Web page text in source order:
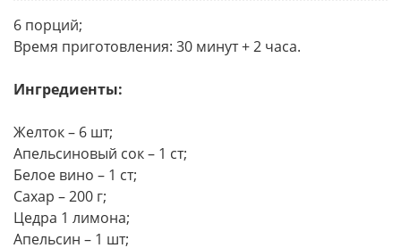
6 порций;
Время приготовления: 30 минут + 2 часа.
Ингредиенты:
Желток – 6 шт;
Апельсиновый сок – 1 ст;
Белое вино – 1 ст;
Сахар – 200 г;
Цедра 1 лимона;
Апельсин – 1 шт;